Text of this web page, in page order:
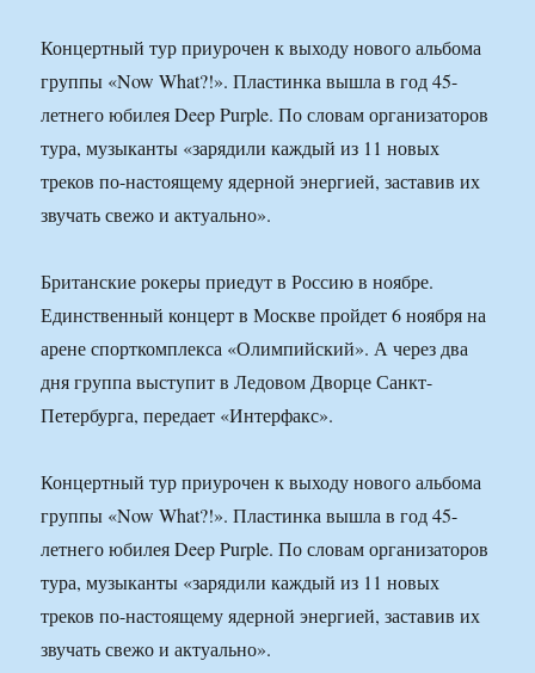
Концертный тур приурочен к выходу нового альбома
группы «Now What?!». Пластинка вышла в год 45-
летнего юбилея Deep Purple. По словам организаторов
тура, музыканты «зарядили каждый из 11 новых
треков по-настоящему ядерной энергией, заставив их
звучать свежо и актуально».
Британские рокеры приедут в Россию в ноябре.
Единственный концерт в Москве пройдет 6 ноября на
арене спорткомплекса «Олимпийский». А через два
дня группа выступит в Ледовом Дворце Санкт-
Петербурга, передает «Интерфакс».
Концертный тур приурочен к выходу нового альбома
группы «Now What?!». Пластинка вышла в год 45-
летнего юбилея Deep Purple. По словам организаторов
тура, музыканты «зарядили каждый из 11 новых
треков по-настоящему ядерной энергией, заставив их
звучать свежо и актуально».